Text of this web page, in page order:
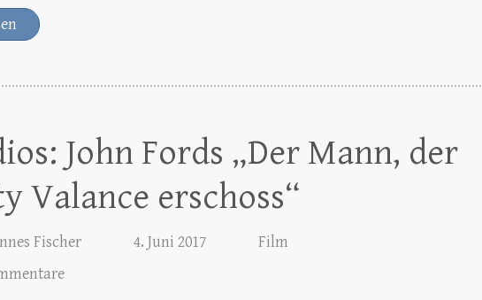
John Fords „Der Mann, der
Valance erschoss“
Fischer 4. Juni 2017
Film